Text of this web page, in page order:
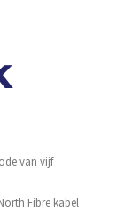
van vijf
Fibre kabel